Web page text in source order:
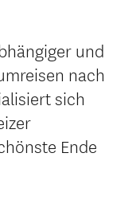
und
nach
sich
Ende